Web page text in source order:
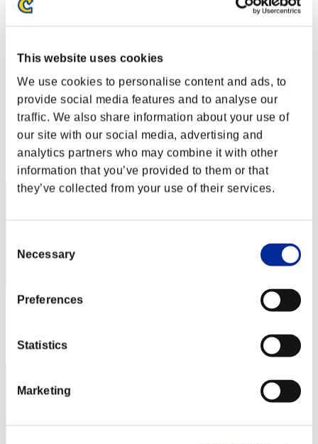
This website uses cookies
We use cookies to personalise content and ads, to
provide social media features and to analyse our
traffic. We also share information about your use of
our site with our social media, advertising and
analytics partners who may combine it with other
information that you’ve provided to them or that
they’ve collected from your use of their services.
Selection
Necessary
Preferences
Statistics
Marketing
Sfida limitata per livello N. 129
Singolo
(Le classifiche sono aggiornate ogni 6 ore)
Classifiche
Posizione
2